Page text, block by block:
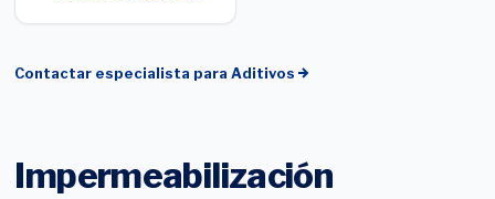
Contactar especialista paraAditivos
Impermeabilización